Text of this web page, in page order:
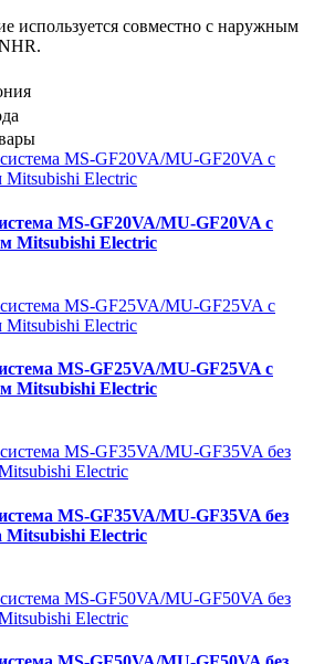
используется совместно с наружным
MS-GF20VA/MU-GF20VA с
Mitsubishi Electric
MS-GF25VA/MU-GF25VA с
Mitsubishi Electric
MS-GF35VA/MU-GF35VA без
Mitsubishi Electric